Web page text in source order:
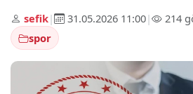
sefik| 31.05.2026 11:00| 214
spor